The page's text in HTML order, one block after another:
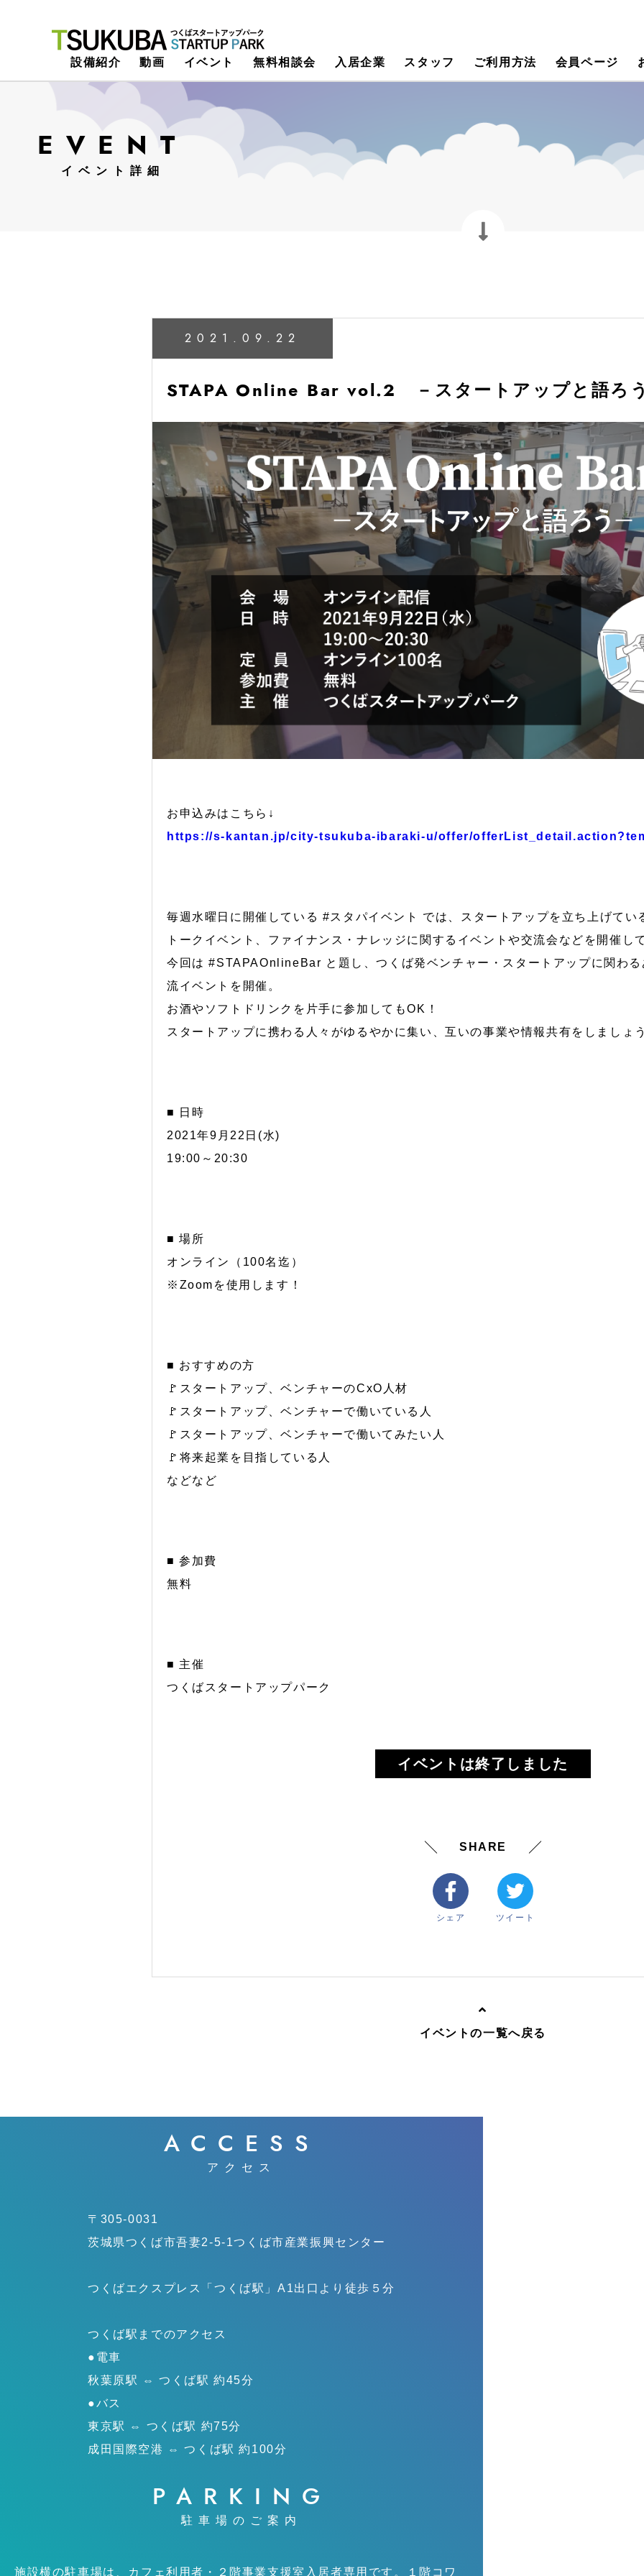
つくばスタートアップパーク
設備紹介 動画 イベント 無料相談会 入居企業 スタッフ ご利用方法 会員ページ
EVENT
イベント詳細
2021.09.22
STAPA Online Bar vol.2 －スタートアップと語ろ
お申込みはこちら↓
https://s-kantan.jp/city-tsukuba-ibaraki-u/offer/
毎週水曜日に開催している #スタパイベント では、スタートアップを立ち上げてい
トークイベント、ファイナンス・ナレッジに関するイベントや交流会などを開催し
今回は #STAPAOnlineBar と題し、つくば発ベンチャー・スタートアップに関わ
流イベントを開催。
お酒やソフトドリンクを片手に参加してもOK！
スタートアップに携わる人々がゆるやかに集い、互いの事業や情報共有をしましょ
■ 日時
2021年9月22日(水)
19:00～20:30
■ 場所
オンライン（100名迄）
※Zoomを使用します！
■ おすすめの方
🚩スタートアップ、ベンチャーのCxO人材
🚩スタートアップ、ベンチャーで働いている人
🚩スタートアップ、ベンチャーで働いてみたい人
🚩将来起業を目指している人
などなど
■ 参加費
無料
■ 主催
つくばスタートアップパーク
イベントは終了しました
SHARE
シェア ツイート
イベントの一覧へ戻る
ACCESS
アクセス
〒305-0031
茨城県つくば市吾妻2-5-1つくば市産業振興センター
つくばエクスプレス「つくば駅」 A1出口より徒歩５分
つくば駅までのアクセス
●電車
秋葉原駅 ⇔ つくば駅 約45分
●バス
東京駅 ⇔ つくば駅 約75分
成田国際空港 ⇔ つくば駅 約100分
PARKING
駐車場のご案内
施設横の駐車場は、カフェ利用者・２階事業支援室入居者専用です。１階コワ